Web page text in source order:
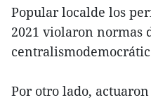
Popular localde los
2021 violaron normas
Por otro lado,